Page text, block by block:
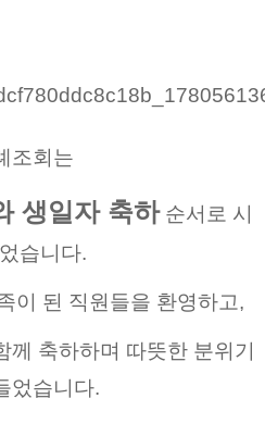
조회는
생일자 축하순서로 시
습니다.
이 된 직원들을 환영하고,
축하하며 따뜻한 분위기
었습니다.